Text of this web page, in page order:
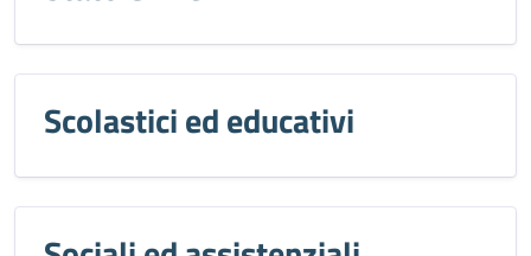
Scolastici ed educativi